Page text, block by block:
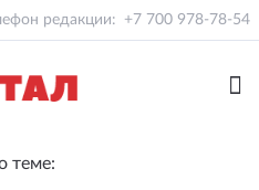
редакции: +7 700 978-78-54
теме: